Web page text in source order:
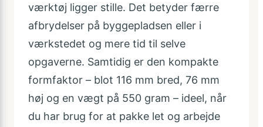
værktøj ligger stille. Det betyder færre
afbrydelser på byggepladsen eller i
værkstedet og mere tid til selve
opgaverne. Samtidig er den kompakte
formfaktor – blot 116 mm bred, 76 mm
høj og en vægt på 550 gram – ideel, når
du har brug for at pakke let og arbejde